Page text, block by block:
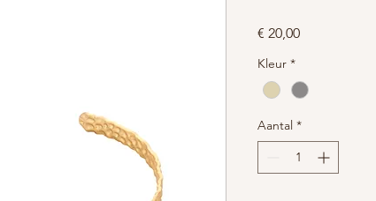
€ 20,00Prijs
Kleur *
Aantal *